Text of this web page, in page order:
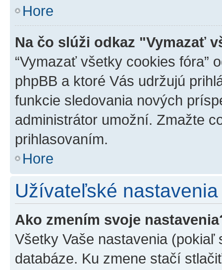
Hore
Na čo slúži odkaz "Vymazať
“Vymazať všetky cookies fóra”
phpBB a ktoré Vás udržujú
funkcie sledovania nových
administrátor umožní. Zmažte
prihlasovaním.
Hore
Užívateľské nastavenia
Ako zmením svoje
Všetky Vaše nastavenia
databáze. Ku zmene stačí